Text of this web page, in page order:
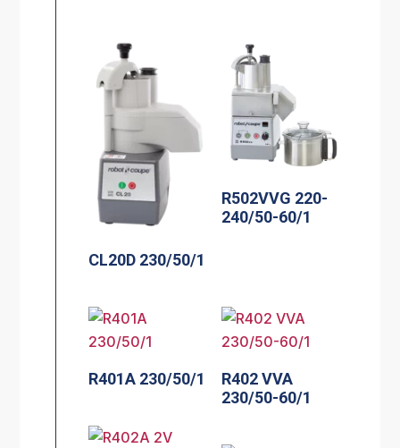
CL20D 230/50/1
R502VVG 220-
240/50-60/1
R401A 230/50/1
R402 VVA
230/50-60/1